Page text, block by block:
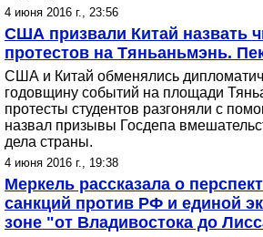
4 июня 2016 г., 23:56
США призвали Китай назвать
протестов на Тяньаньмэнь.
США и Китай обменялись
годовщину событий на площади
протесты студентов разгоняли с
назвал призывы Госдепа
дела страны.
4 июня 2016 г., 19:38
Меркель рассказала о
санкций против РФ и единой
зоне "от Владивостока до